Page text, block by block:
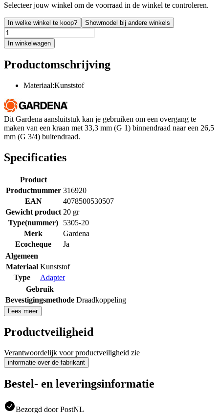
Selecteer jouw winkel om de voorraad in de winkel te controleren.
In welke winkel te koop? Showmodel bij andere winkels
In winkelwagen
Productomschrijving
Materiaal:Kunststof
Dit Gardena aansluitstuk kan je gebruiken om een overgang te
maken van een kraan met 33,3 mm (G 1) binnendraad naar een 26,5
mm (G 3/4) buitendraad.
Specificaties
Product
Productnummer 316920
EAN
4078500530507
Gewicht product 20 gr
Type(nummer)
5305-20
Merk
Gardena
Ecocheque
Ja
Algemeen
Materiaal Kunststof
Type
Adapter
Gebruik
Bevestigingsmethode Draadkoppeling
Lees meer
Productveiligheid
Verantwoordelijk voor productveiligheid zie
informatie over de fabrikant
Bestel- en leveringsinformatie
Bezorgd door PostNL